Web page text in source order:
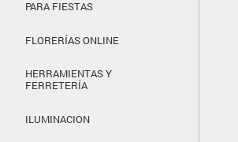
PARA FIESTAS
FLORERÍAS ONLINE
HERRAMIENTAS Y
FERRETERÍA
ILUMINACION